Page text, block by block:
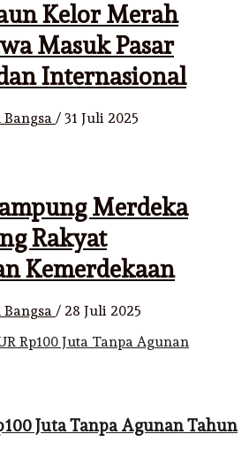
Kelor Merah
Masuk Pasar
Internasional
/ 31 Juli 2025
Merdeka
Rakyat
Kemerdekaan
/ 28 Juli 2025
Juta Tanpa Agunan Tahun